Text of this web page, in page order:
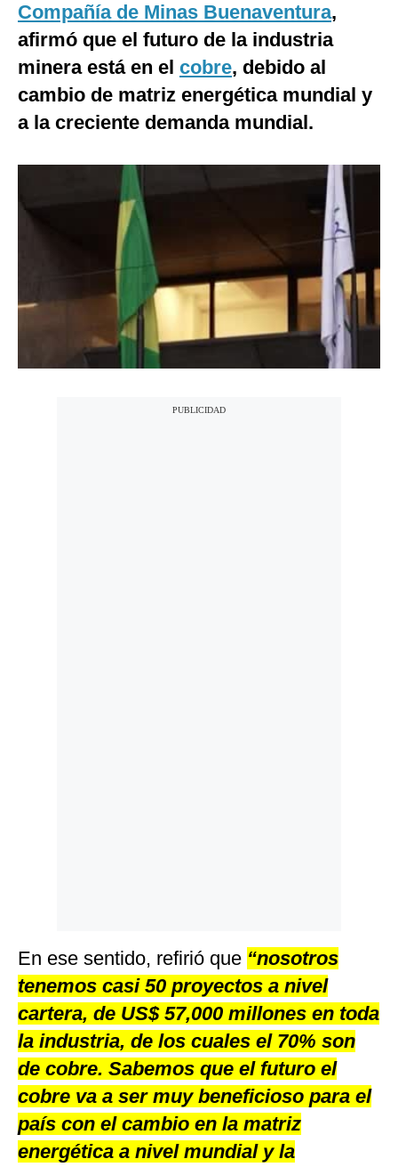
México
España
Internacional
Tecnología
Club del Suscriptor
Notas Contratadas
Podcast
Compañía de Minas Buenaventura,
afirmó que el futuro de la industria
minera está en el cobre, debido al
cambio de matriz energética mundial y
a la creciente demanda mundial.
00:00
En ese sentido, refirió que “nosotros
tenemos casi 50 proyectos a nivel
cartera, de US$ 57,000 millones en toda
la industria, de los cuales el 70% son
de cobre. Sabemos que el futuro el
cobre va a ser muy beneficioso para el
país con el cambio en la matriz
energética a nivel mundial y la